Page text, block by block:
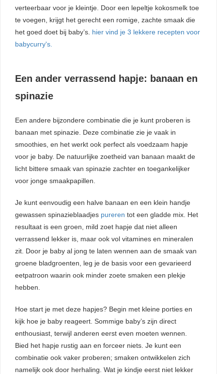
verteerbaar voor je kleintje. Door een lepeltje kokosmelk toe
te voegen, krijgt het gerecht een romige, zachte smaak die
het goed doet bij baby’s. hier vind je 3 lekkere recepten voor
babycurry's.
Een ander verrassend hapje: banaan en
spinazie
Een andere bijzondere combinatie die je kunt proberen is
banaan met spinazie. Deze combinatie zie je vaak in
smoothies, en het werkt ook perfect als voedzaam hapje
voor je baby. De natuurlijke zoetheid van banaan maakt de
licht bittere smaak van spinazie zachter en toegankelijker
voor jonge smaakpapillen.
Je kunt eenvoudig een halve banaan en een klein handje
gewassen spinazieblaadjes pureren tot een gladde mix. Het
resultaat is een groen, mild zoet hapje dat niet alleen
verrassend lekker is, maar ook vol vitamines en mineralen
zit. Door je baby al jong te laten wennen aan de smaak van
groene bladgroenten, leg je de basis voor een gevarieerd
eetpatroon waarin ook minder zoete smaken een plekje
hebben.
Hoe start je met deze hapjes? Begin met kleine porties en
kijk hoe je baby reageert. Sommige baby’s zijn direct
enthousiast, terwijl anderen eerst even moeten wennen.
Bied het hapje rustig aan en forceer niets. Je kunt een
combinatie ook vaker proberen; smaken ontwikkelen zich
namelijk ook door herhaling. Wat je kindje eerst niet lekker